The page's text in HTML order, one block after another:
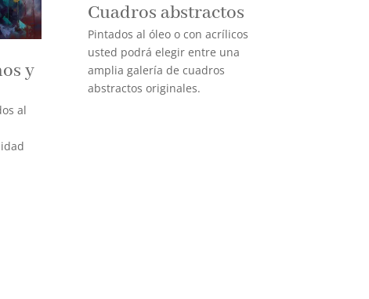
y
al
Cuadros abstractos
Pintados al óleo o con acrílicos
usted podrá elegir entre una
amplia galería de cuadros
abstractos originales.